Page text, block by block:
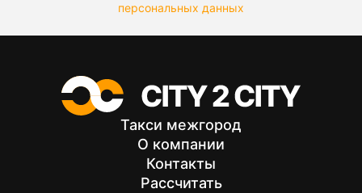
персональных данных
Такси межгород
О компании
Контакты
Рассчитать